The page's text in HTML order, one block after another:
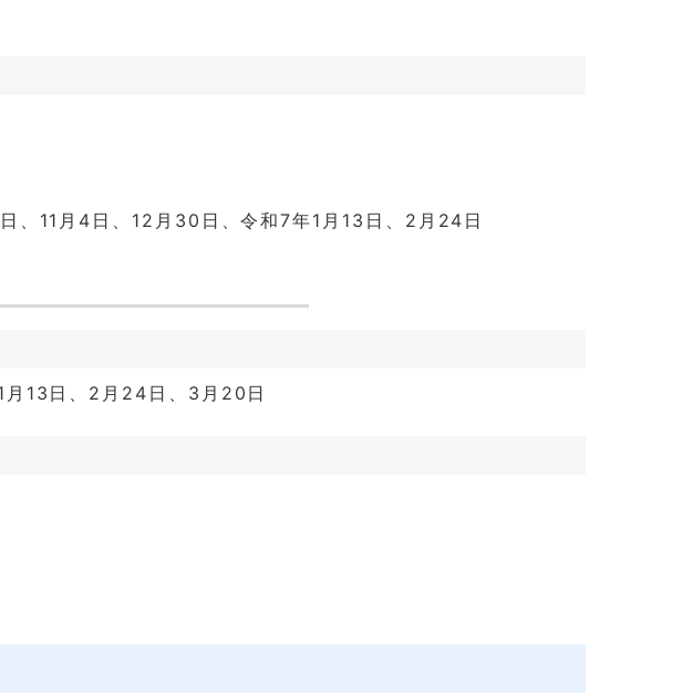
11月4日、12月30日、令和7年1月13日、2月24日
13日、2月24日、3月20日